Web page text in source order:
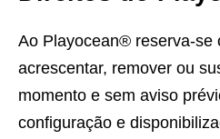
Ao Playocean® reserva-se
acrescentar, remover ou
momento e sem aviso
configuração e